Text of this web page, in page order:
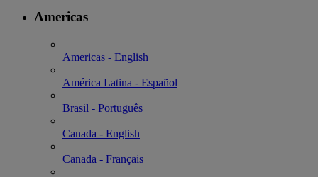
Americas
Americas - English
América Latina - Español
Brasil - Português
Canada - English
Canada - Français